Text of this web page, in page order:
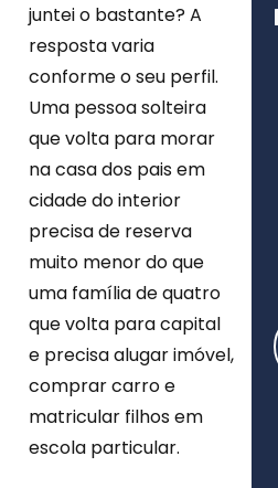
juntei o bastante? A
resposta varia
conforme o seu perfil.
Uma pessoa solteira
que volta para morar
na casa dos pais em
cidade do interior
precisa de reserva
muito menor do que
uma família de quatro
que volta para capital
e precisa alugar imóvel,
comprar carro e
matricular filhos em
escola particular.